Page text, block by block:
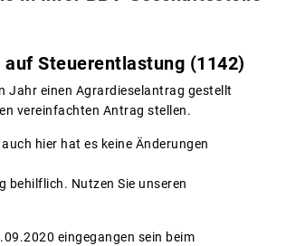
Steuerentlastung (1142)
Jahr einen Agrardieselantrag gestellt
vereinfachten Antrag stellen.
hier hat es keine Änderungen
behilflich. Nutzen Sie unseren
eingegangen sein beim